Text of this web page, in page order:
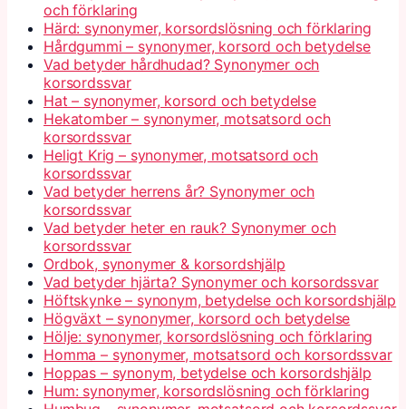
och förklaring
Härd: synonymer, korsordslösning och förklaring
Hårdgummi – synonymer, korsord och betydelse
Vad betyder hårdhudad? Synonymer och
korsordssvar
Hat – synonymer, korsord och betydelse
Hekatomber – synonymer, motsatsord och
korsordssvar
Heligt Krig – synonymer, motsatsord och
korsordssvar
Vad betyder herrens år? Synonymer och
korsordssvar
Vad betyder heter en rauk? Synonymer och
korsordssvar
Ordbok, synonymer & korsordshjälp
Vad betyder hjärta? Synonymer och korsordssvar
Höftskynke – synonym, betydelse och korsordshjälp
Högväxt – synonymer, korsord och betydelse
Hölje: synonymer, korsordslösning och förklaring
Homma – synonymer, motsatsord och korsordssvar
Hoppas – synonym, betydelse och korsordshjälp
Hum: synonymer, korsordslösning och förklaring